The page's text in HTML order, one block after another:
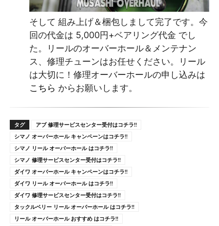
そして 組み上げ＆梱包しまして完了です。今
回の代金は 5,000円+ベアリング代金 でし
た。リールのオーバーホール＆メンテナン
ス、修理チューンはお任せください。リール
は大切に！修理オーバーホールの申し込みは
こちら からお願いします。
タグ
アブ 修理サービスセンター受付はコチラ!!
シマノ オーバーホール キャンペーンはコチラ!!
シマノ リール オーバーホール はコチラ!!
シマノ 修理サービスセンター受付はコチラ!!
ダイワ オーバーホール キャンペーンはコチラ!!
ダイワ リール オーバーホール はコチラ!!
ダイワ 修理サービスセンター受付はコチラ!!
タックルベリー リール オーバーホール はコチラ!!
リール オーバーホール おすすめ はコチラ!!